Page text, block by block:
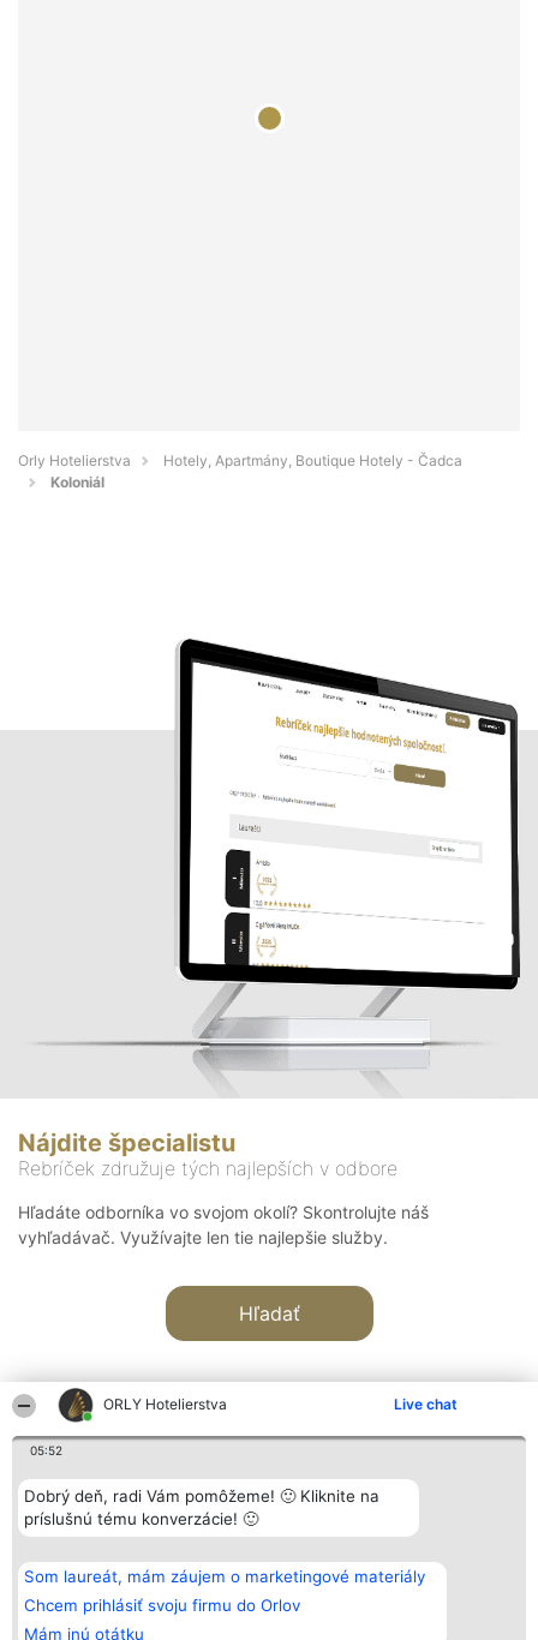
ORLY Hotelierstva Live chat
05:52
Dobrý deň, radi Vám pomôžeme! 🙂 Kliknite na
príslušnú tému konverzácie! 🙂
Som laureát, mám záujem o marketingové materiály
Chcem prihlásiť svoju firmu do Orlov
Mám inú otátku
Orly Hotelierstva
Hotely, Apartmány, Boutique Hotely - Čadca
Koloniál
Nájdite špecialistu
Rebríček združuje tých najlepších v odbore
Hľadáte odborníka vo svojom okolí? Skontrolujte náš
vyhľadávač. Využívajte len tie najlepšie služby.
Hľadať
Organizátor hodnotenia
Bright Side Solutions sp. z o.
o. sp. k.
Wrocław 50-079
KRS 0000749100 | Regon
381313360 | NIP 8943132676
+48 508 492 400
Hodnotenie
Laureáti
Lista
Laureatów
Podmienky
Obchodné
podmienky
Kontakt
Kontakt